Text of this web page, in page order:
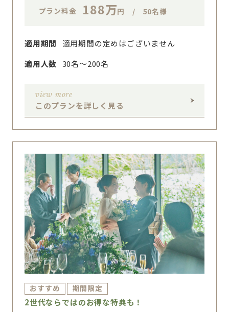
プラン料金 188万円 / 50名様
適用期間
適用期間の定めはございません
適用人数 30名〜200名
view more
このプランを詳しく見る
おすすめ 期間限定
2世代ならではのお得な特典も！